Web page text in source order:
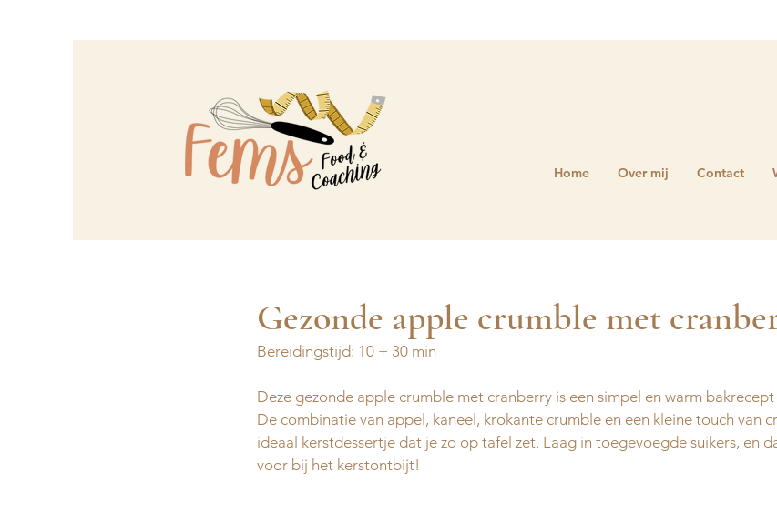
Home Over mij Contact
Gezonde apple crumble met
Bereidingstijd: 10 + 30 min
Deze gezonde apple crumble met cranberry is een simpel en warm
De combinatie van appel, kaneel, krokante crumble en een kleine touch van
ideaal kerstdessertje dat je zo op tafel zet. Laag in toegevoegde suikers, en
voor bij het kerstontbijt!